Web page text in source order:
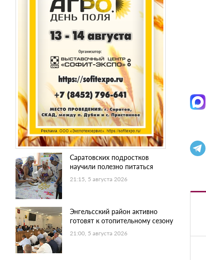
Саратовских подростков
научили полезно питаться
21:15, 5 августа 2026
Энгельсский район активно
готовят к отопительному сезону
21:00, 5 августа 2026